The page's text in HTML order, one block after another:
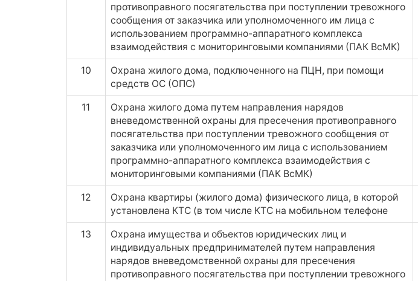
противоправного посягательства при поступлении тревожного
сообщения от заказчика или уполномоченного им лица с
использованием программно-аппаратного комплекса
взаимодействия с мониторинговыми компаниями (ПАК ВсМК)
10
Охрана жилого дома, подключенного на ПЦН, при помощи
средств ОС (ОПС)
11
Охрана жилого дома путем направления нарядов
вневедомственной охраны для пресечения противоправного
посягательства при поступлении тревожного сообщения от
заказчика или уполномоченного им лица с использованием
программно-аппаратного комплекса взаимодействия с
мониторинговыми компаниями (ПАК ВсМК)
12
Охрана квартиры (жилого дома) физического лица, в которой
установлена КТС (в том числе КТС на мобильном телефоне
13
Охрана имущества и объектов юридических лиц и
индивидуальных предпринимателей путем направления
нарядов вневедомственной охраны для пресечения
противоправного посягательства при поступлении тревожного